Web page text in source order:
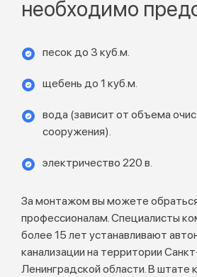
необходимо
песок до 3 куб.м.
щебень до 1 куб.м.
вода (зависит от объема
сооружения).
электричество 220 в.
За монтажом вы можете
профессионалам. Специалисты
более 15 лет устанавливают
канализации на территории
Ленинградской области. В штате